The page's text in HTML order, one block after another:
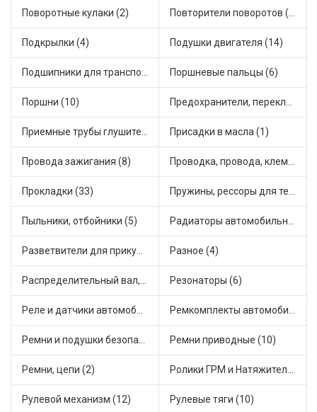
Поворотные кулаки (2) Повторители поворотов (2)
Подкрылки (4) Подушки двигателя (14)
Подшипники для транспорта (43) Поршневые пальцы (6)
Поршни (10) Предохранители, переключатели, кнопки автомобильные (13)
Приемные трубы глушителя (4) Присадки в масла (1)
Провода зажигания (8) Проводка, провода, клеммы и разъемы (16)
Прокладки (33) Пружины, рессоры для техники (28)
Пыльники, отбойники (5) Радиаторы автомобильные (4)
Разветвители для прикуривателя (3) Разное (4)
Распределительный вал, шестерни распределительного (5) Резонаторы (6)
Реле и датчики автомобильные (49) Ремкомплекты автомобильные (58)
Ремни и подушки безопасности (9) Ремни приводные (10)
Ремни, цепи (2) Ролики ГРМ и Натяжители (11)
Рулевой механизм (12) Рулевые тяги (10)